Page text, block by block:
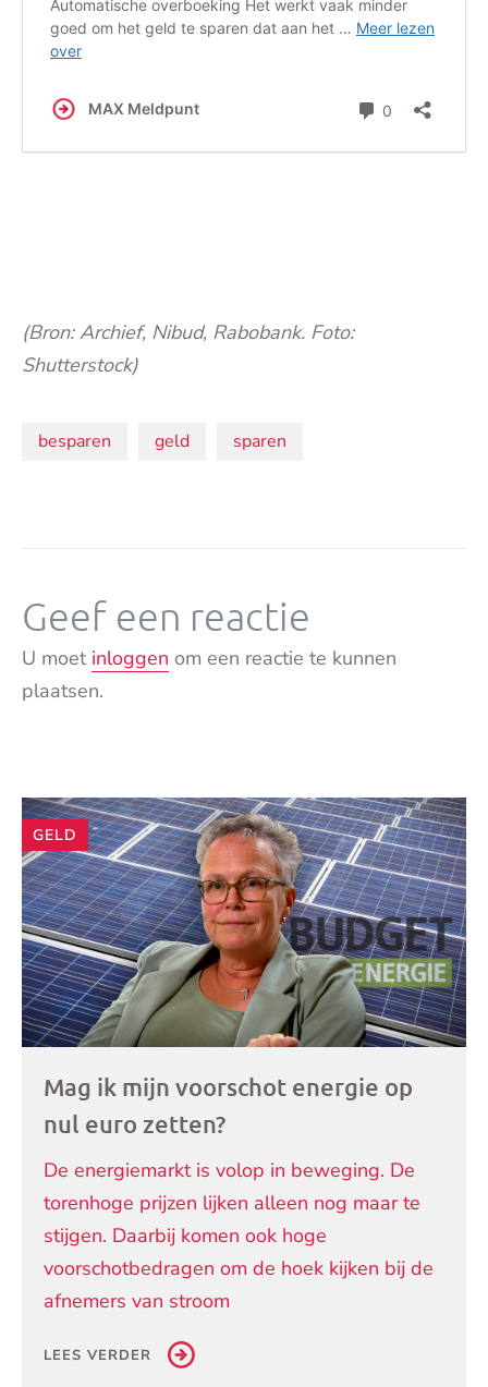
(Bron: Archief, Nibud, Rabobank. Foto:
Shutterstock)
Onderwerpen:
besparen geld sparen
Geef een reactie
U moet inloggen om een reactie te kunnen
plaatsen.
Andere
artikelen
GELD
Mag ik mijn voorschot energie op
nul euro zetten?
De energiemarkt is volop in beweging. De
torenhoge prijzen lijken alleen nog maar te
stijgen. Daarbij komen ook hoge
voorschotbedragen om de hoek kijken bij de
afnemers van stroom
LEES VERDER